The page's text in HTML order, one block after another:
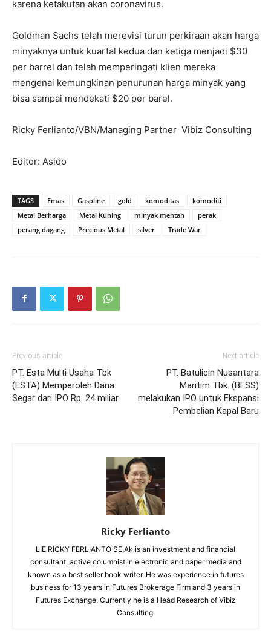
karena ketakutan akan coronavirus.
Goldman Sachs telah merevisi turun perkiraan akan harga
minyaknya untuk kuartal kedua dan ketiga menjadi $30
per barrel dan telah memperingati klien mereka
mengenai kemungkinan penurunan harga minyak yang
bisa sampai mendekati $20 per barel.
Ricky Ferlianto/VBN/Managing Partner Vibiz Consulting
Editor: Asido
TAGS Emas Gasoline gold komoditas
komoditi
Metal Berharga
Metal Kuning minyak mentah
perak
perang dagang
Precious Metal silver Trade War
Previous article
PT. Esta Multi Usaha Tbk
(ESTA) Memperoleh Dana
Segar dari IPO Rp. 24 miliar
Next article
PT. Batulicin Nusantara
Maritim Tbk. (BESS)
melakukan IPO untuk Ekspansi
Pembelian Kapal Baru
Ricky Ferlianto
LIE RICKY FERLIANTO SE.Ak is an investment and financial
consultant, active columnist in electronic and paper media and
known as a best seller book writer. He was experience in futures
business for 13 years in Futures Brokerage Firm and 3 years in
Futures Exchange. Currently he is a Head Research of Vibiz
Consulting.